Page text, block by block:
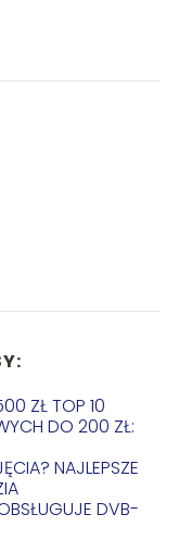
ZŁ TOP 10
DO 200 ZŁ:
NAJLEPSZE
DVB-